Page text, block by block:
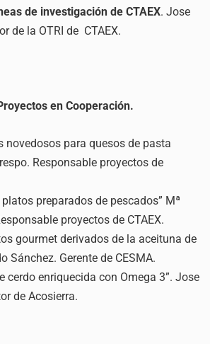
de investigación de CTAEX. Jose
de la OTRI de CTAEX.
en Cooperación.
novedosos para quesos de pasta
Responsable proyectos de
preparados de pescados” Mª
proyectos de CTAEX.
gourmet derivados de la aceituna de
Sánchez. Gerente de CESMA.
cerdo enriquecida con Omega 3”. Jose
de Acosierra.